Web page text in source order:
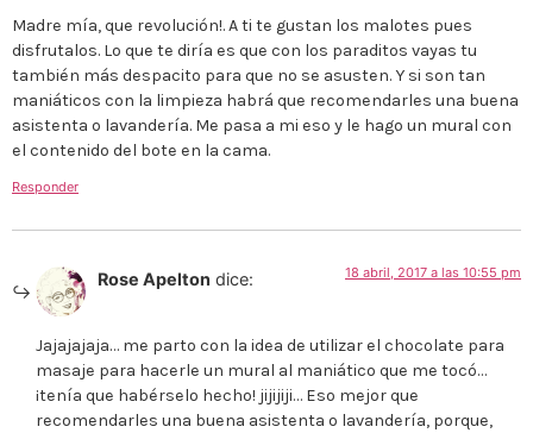
Madre mía, que revolución!. A ti te gustan los malotes pues
disfrutalos. Lo que te diría es que con los paraditos vayas tu
también más despacito para que no se asusten. Y si son tan
maniáticos con la limpieza habrá que recomendarles una buena
asistenta o lavandería. Me pasa a mi eso y le hago un mural con
el contenido del bote en la cama.
Responder
Rose Apelton dice: 18 abril, 2017 a las 10:55 pm
Jajajajaja… me parto con la idea de utilizar el chocolate para
masaje para hacerle un mural al maniático que me tocó…
¡tenía que habérselo hecho! jijijiji… Eso mejor que
recomendarles una buena asistenta o lavandería, porque,